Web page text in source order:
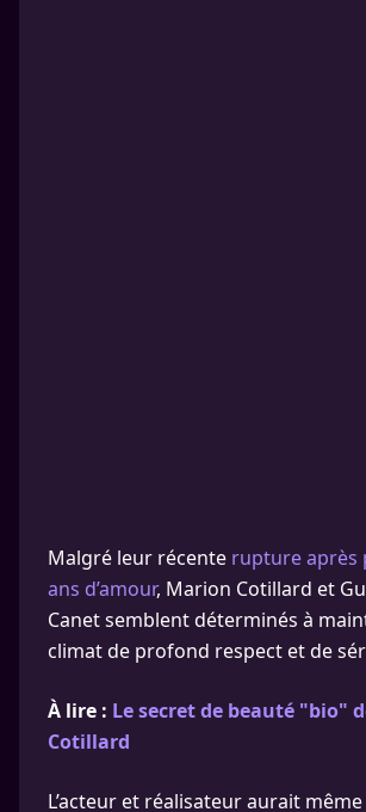
Malgré leur récente rupture après
ans d’amour, Marion Cotillard et
Canet semblent déterminés à
climat de profond respect et de
À lire : Le secret de beauté "bio"
Cotillard
L’acteur et réalisateur aurait